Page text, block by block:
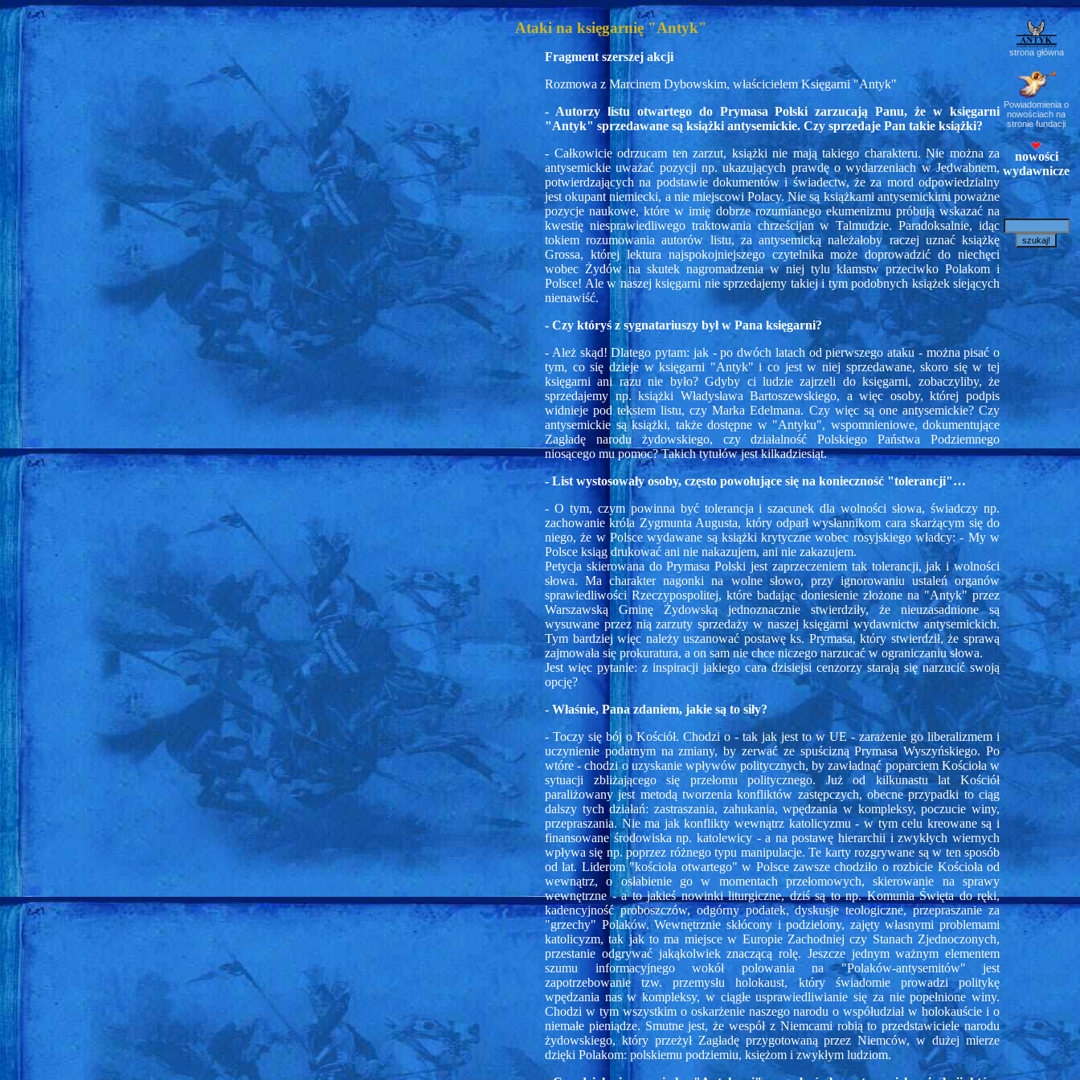
Ataki na księgarnię "Antyk"
Fragment szerszej akcji
Rozmowa z Marcinem Dybowskim, właścicielem Księgarni "Antyk"
- Autorzy listu otwartego do Prymasa Polski zarzucają Panu, że w księgarni
"Antyk" sprzedawane są książki antysemickie. Czy sprzedaje Pan takie książki?
- Całkowicie odrzucam ten zarzut, książki nie mają takiego charakteru. Nie można za
antysemickie uważać pozycji np. ukazujących prawdę o wydarzeniach w Jedwabnem,
potwierdzających na podstawie dokumentów i świadectw, że za mord odpowiedzialny
jest okupant niemiecki, a nie miejscowi Polacy. Nie są książkami antysemickimi poważne
pozycje naukowe, które w imię dobrze rozumianego ekumenizmu próbują wskazać na
kwestię niesprawiedliwego traktowania chrześcijan w Talmudzie. Paradoksalnie, idąc
tokiem rozumowania autorów listu, za antysemicką należałoby raczej uznać książkę
Grossa, której lektura najspokojniejszego czytelnika może doprowadzić do niechęci
wobec Żydów na skutek nagromadzenia w niej tylu kłamstw przeciwko Polakom i
Polsce! Ale w naszej księgarni nie sprzedajemy takiej i tym podobnych książek siejących
nienawiść.
- Czy któryś z sygnatariuszy był w Pana księgarni?
- Ależ skąd! Dlatego pytam: jak - po dwóch latach od pierwszego ataku - można pisać o
tym, co się dzieje w księgarni "Antyk" i co jest w niej sprzedawane, skoro się w tej
księgarni ani razu nie było? Gdyby ci ludzie zajrzeli do księgarni, zobaczyliby, że
sprzedajemy np. książki Władysława Bartoszewskiego, a więc osoby, której podpis
widnieje pod tekstem listu, czy Marka Edelmana. Czy więc są one antysemickie? Czy
antysemickie są książki, także dostępne w "Antyku", wspomnieniowe, dokumentujące
Zagładę narodu żydowskiego, czy działalność Polskiego Państwa Podziemnego
niosącego mu pomoc? Takich tytułów jest kilkadziesiąt.
- List wystosowały osoby, często powołujące się na konieczność "tolerancji"…
- O tym, czym powinna być tolerancja i szacunek dla wolności słowa, świadczy np.
zachowanie króla Zygmunta Augusta, który odparł wysłannikom cara skarżącym się do
niego, że w Polsce wydawane są książki krytyczne wobec rosyjskiego władcy: - My w
Polsce ksiąg drukować ani nie nakazujem, ani nie zakazujem.
Petycja skierowana do Prymasa Polski jest zaprzeczeniem tak tolerancji, jak i wolności
słowa. Ma charakter nagonki na wolne słowo, przy ignorowaniu ustaleń organów
sprawiedliwości Rzeczypospolitej, które badając doniesienie złożone na "Antyk" przez
Warszawską Gminę Żydowską jednoznacznie stwierdziły, że nieuzasadnione są
wysuwane przez nią zarzuty sprzedaży w naszej księgarni wydawnictw antysemickich.
Tym bardziej więc należy uszanować postawę ks. Prymasa, który stwierdził, że sprawą
zajmowała się prokuratura, a on sam nie chce niczego narzucać w ograniczaniu słowa.
Jest więc pytanie: z inspiracji jakiego cara dzisiejsi cenzorzy starają się narzucić swoją
opcję?
- Właśnie, Pana zdaniem, jakie są to siły?
- Toczy się bój o Kościół. Chodzi o - tak jak jest to w UE - zarażenie go liberalizmem i
uczynienie podatnym na zmiany, by zerwać ze spuścizną Prymasa Wyszyńskiego. Po
wtóre - chodzi o uzyskanie wpływów politycznych, by zawładnąć poparciem Kościoła w
sytuacji zbliżającego się przełomu politycznego. Już od kilkunastu lat Kościół
paraliżowany jest metodą tworzenia konfliktów zastępczych, obecne przypadki to ciąg
dalszy tych działań: zastraszania, zahukania, wpędzania w kompleksy, poczucie winy,
przepraszania. Nie ma jak konflikty wewnątrz katolicyzmu - w tym celu kreowane są i
finansowane środowiska np. katolewicy - a na postawę hierarchii i zwykłych wiernych
wpływa się np. poprzez różnego typu manipulacje. Te karty rozgrywane są w ten sposób
od lat. Liderom "kościoła otwartego" w Polsce zawsze chodziło o rozbicie Kościoła od
wewnątrz, o osłabienie go w momentach przełomowych, skierowanie na sprawy
wewnętrzne - a to jakieś nowinki liturgiczne, dziś są to np. Komunia Święta do ręki,
kadencyjność proboszczów, odgórny podatek, dyskusje teologiczne, przepraszanie za
"grzechy" Polaków. Wewnętrznie skłócony i podzielony, zajęty własnymi problemami
katolicyzm, tak jak to ma miejsce w Europie Zachodniej czy Stanach Zjednoczonych,
przestanie odgrywać jakąkolwiek znaczącą rolę. Jeszcze jednym ważnym elementem
szumu informacyjnego wokół polowania na "Polaków-antysemitów" jest
zapotrzebowanie tzw. przemysłu holokaust, który świadomie prowadzi politykę
wpędzania nas w kompleksy, w ciągłe usprawiedliwianie się za nie popełnione winy.
Chodzi w tym wszystkim o oskarżenie naszego narodu o współudział w holokauście i o
niemałe pieniądze. Smutne jest, że wespół z Niemcami robią to przedstawiciele narodu
żydowskiego, który przeżył Zagładę przygotowaną przez Niemców, w dużej mierze
dzięki Polakom: polskiemu podziemiu, księżom i zwykłym ludziom.
strona główna
Powiadomienia o
nowościach na
stronie fundacji
nowości
wydawnicze